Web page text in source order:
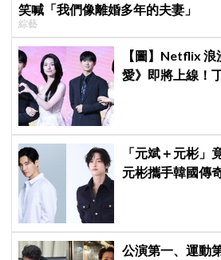
笑喊「我們像離婚多年的夫妻」
綜藝
【圖】Netflix
愛》即將上線！
「元斌＋元彬」
元彬攜手韓國傳
公演第一、運動